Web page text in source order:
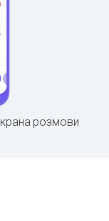
розмови